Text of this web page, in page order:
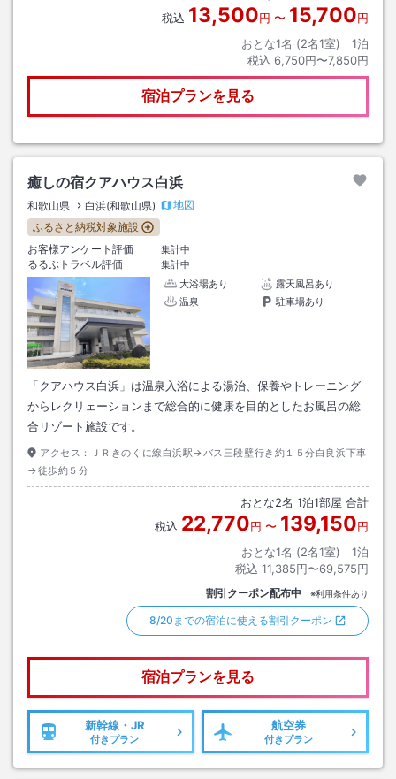
税込 13,500円 〜 15,700円
おとな1名 (2名1室)｜ 1泊
税込 6,750円〜7,850円
宿泊プランを見る
癒しの宿クアハウス白浜
和歌山県 白浜(和歌山県)
地図
ふるさと納税対象施設
お客様アンケート評価
集計中
るるぶトラベル評価
集計中
大浴場あり
露天風呂あり
温泉
駐車場あり
「クアハウス白浜」は温泉入浴による湯治、保養やトレーニング
からレクリェーションまで総合的に健康を目的としたお風呂の総
合リゾート施設です。
アクセス：
ＪＲきのくに線白浜駅→バス三段壁行き約１５分白良浜下車
→徒歩約５分
おとな2名 1泊1部屋 合計
税込 22,770円 〜 139,150円
おとな1名 (2名1室)｜ 1泊
税込 11,385円〜69,575円
割引クーポン配布中 ※利用条件あり
8/20までの宿泊に使える割引クーポン
宿泊プランを見る
新幹線・JR
付きプラン
航空券
付きプラン